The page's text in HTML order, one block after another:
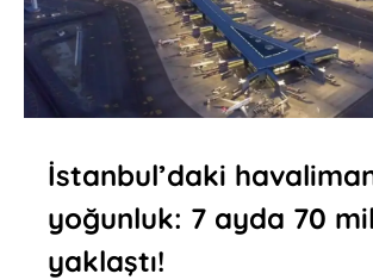
İstanbul’daki
yoğunluk: 7 ayda 70
yaklaştı!